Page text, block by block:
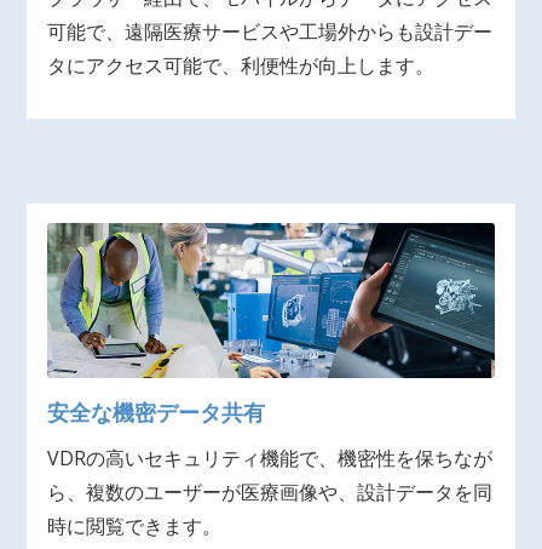
可能で、遠隔医療サービスや工場外からも設計デー
タにアクセス可能で、利便性が向上します。
安全な機密データ共有
VDRの高いセキュリティ機能で、機密性を保ちなが
ら、複数のユーザーが医療画像や、設計データを同
時に閲覧できます。